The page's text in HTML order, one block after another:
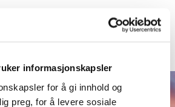
informasjonskapsler
for å gi innhold og
preg, for å levere sosiale